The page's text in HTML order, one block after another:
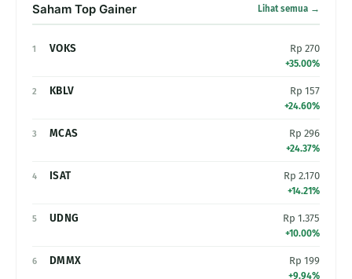
Saham Top Gainer Lihat semua →
1 VOKS Rp 270
+35.00%
2 KBLV Rp 157
+24.60%
3 MCAS Rp 296
+24.37%
4 ISAT Rp 2.170
+14.21%
5 UDNG Rp 1.375
+10.00%
6 DMMX Rp 199
+9.94%